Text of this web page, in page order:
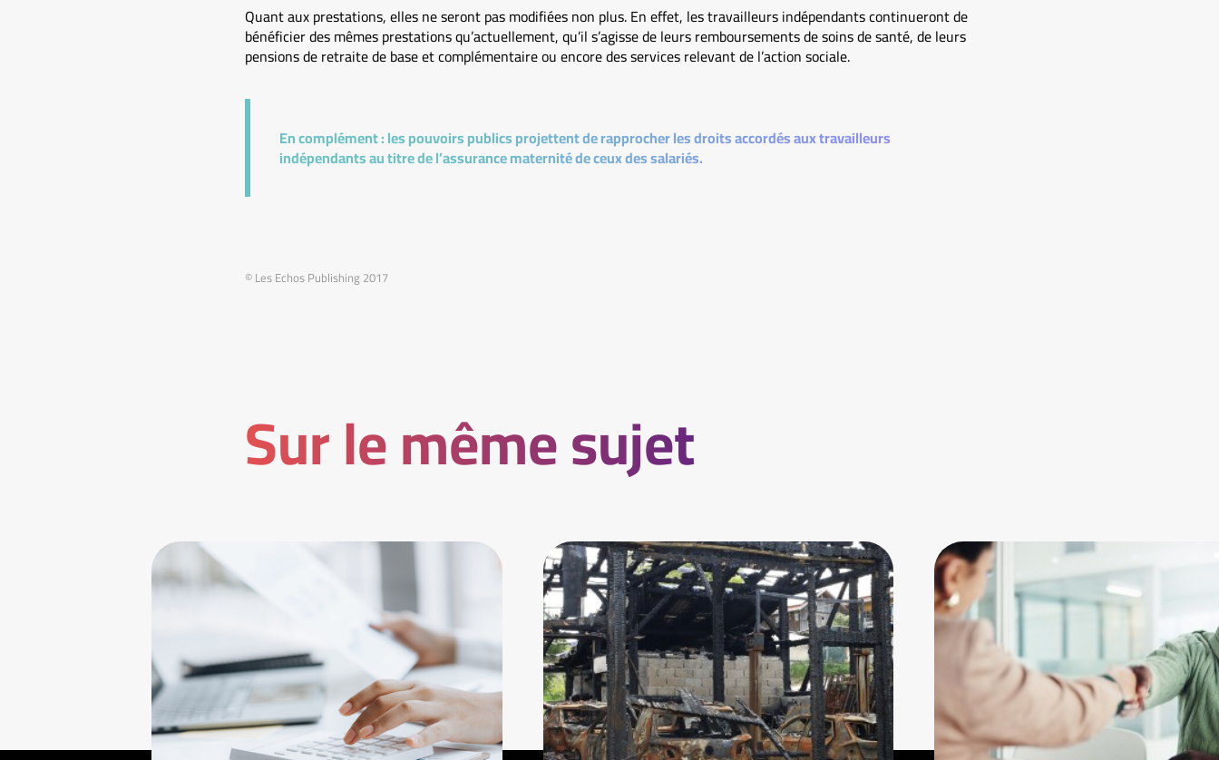
Quant aux prestations, elles ne seront pas modifiées non plus. En effet, les travailleurs indépendants continueront de
bénéficier des mêmes prestations qu’actuellement, qu’il s’agisse de leurs remboursements de soins de santé, de leurs
pensions de retraite de base et complémentaire ou encore des services relevant de l’action sociale.
En complément :les pouvoirs publics projettent de rapprocher les droits accordés aux travailleurs
indépendants au titre de l’assurance maternité de ceux des salariés.
© Les Echos Publishing 2017
Sur le même sujet